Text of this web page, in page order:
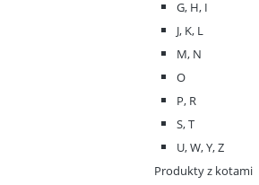
G, H, I
J, K, L
M, N
O
P, R
S, T
U, W, Y, Z
Produkty z kotami